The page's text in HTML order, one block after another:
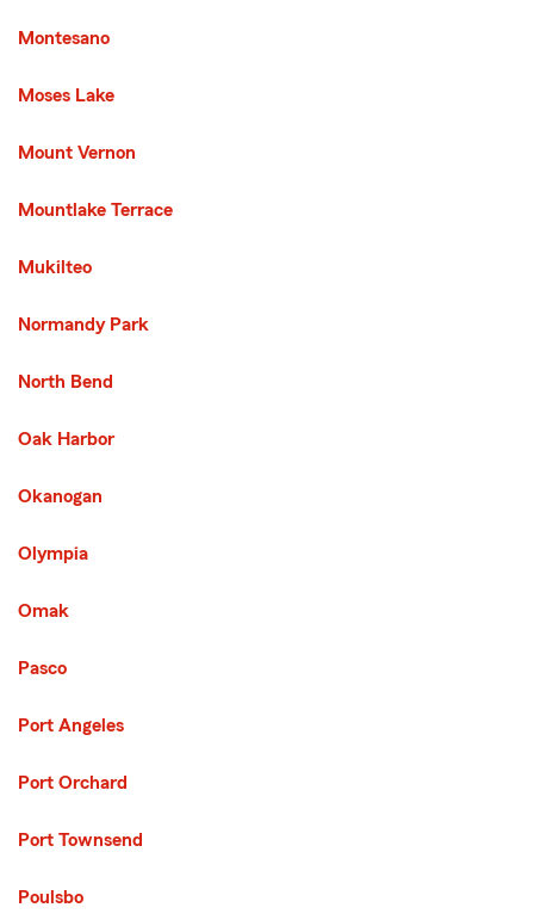
Montesano
Moses Lake
Mount Vernon
Mountlake Terrace
Mukilteo
Normandy Park
North Bend
Oak Harbor
Okanogan
Olympia
Omak
Pasco
Port Angeles
Port Orchard
Port Townsend
Poulsbo